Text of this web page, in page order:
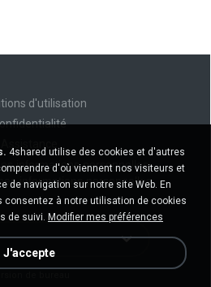
d'utilisation
informations personnelles
informations personnelles
4shared utilise des cookies et d'autres
d'où viennent nos visiteurs et
de navigation sur notre site Web. En
consentez à notre utilisation de cookies
de suivi. Modifier mes préférences
J'accepte